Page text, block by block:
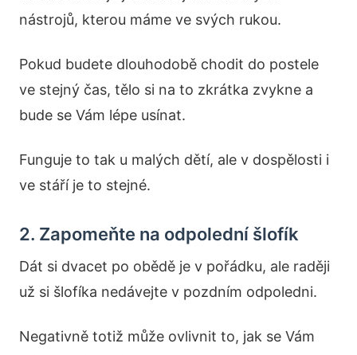
nástrojů, kterou máme ve svých rukou.
Pokud budete dlouhodobě chodit do postele
ve stejný čas, tělo si na to zkrátka zvykne a
bude se Vám lépe usínat.
Funguje to tak u malých dětí, ale v dospělosti i
ve stáří je to stejné.
2. Zapomeňte na odpolední šlofík
Dát si dvacet po obědě je v pořádku, ale raději
už si šlofíka nedávejte v pozdním odpoledni.
Negativně totiž může ovlivnit to, jak se Vám